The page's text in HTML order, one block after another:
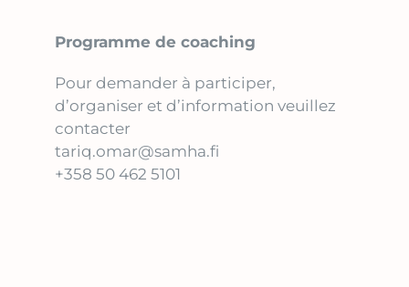
Programme de coaching
Pour demander à participer,
d’organiser et d’information veuillez
contacter
tariq.omar@samha.fi
+358 50 462 5101